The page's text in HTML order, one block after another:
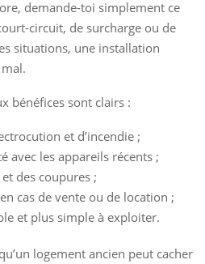
demande-toi simplement ce
circuit, de surcharge ou de
situations, une installation
bénéfices sont clairs :
et d’incendie ;
avec les appareils récents ;
des coupures ;
cas de vente ou de location ;
et plus simple à exploiter.
logement ancien peut cacher